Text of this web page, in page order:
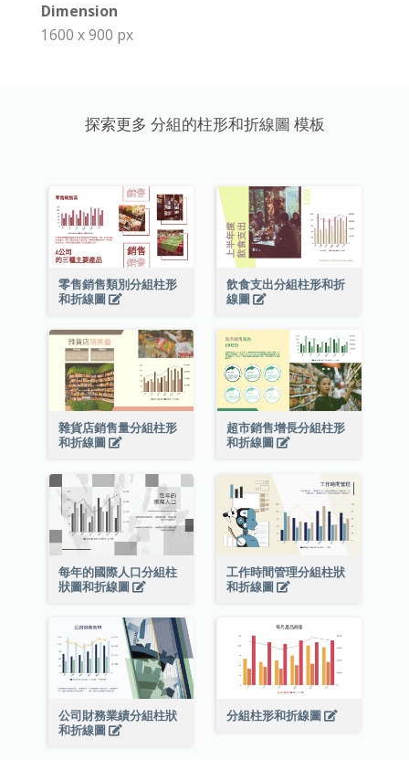
Dimension
1600 x 900 px
探索更多 分組的柱形和折線圖 模板
零售銷售類別分組柱形
和折線圖
飲食支出分組柱形和折
線圖
雜貨店銷售量分組柱形
和折線圖
超市銷售增長分組柱形
和折線圖
每年的國際人口分組柱
狀圖和折線圖
工作時間管理分組柱狀
和折線圖
公司財務業績分組柱狀
和折線圖
分組柱形和折線圖